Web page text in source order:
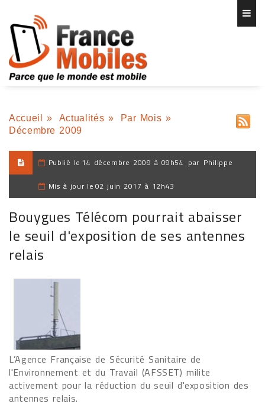
Accueil » Actualités » Par Mois »
Décembre 2009
Publié le 14 décembre 2009 à 09h54 par Philippe
Mis à jour le 02 juin 2017 à 12h43
Bouygues Télécom pourrait abaisser
le seuil d'exposition de ses antennes
relais
L’Agence Française de Sécurité Sanitaire de
l'Environnement et du Travail (AFSSET) milite
activement pour la réduction du seuil d'exposition des
antennes relais.